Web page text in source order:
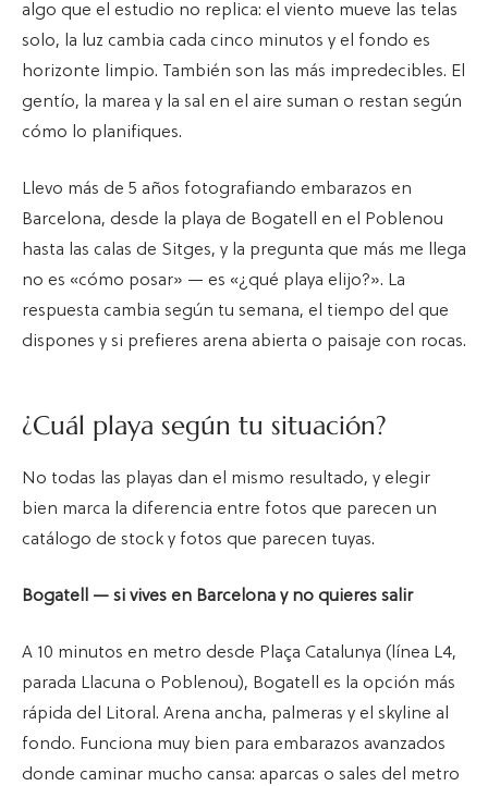
algo que el estudio no replica: el viento mueve las telas
solo, la luz cambia cada cinco minutos y el fondo es
horizonte limpio. También son las más impredecibles. El
gentío, la marea y la sal en el aire suman o restan según
cómo lo planifiques.
Llevo más de 5 años fotografiando embarazos en
Barcelona, desde la playa de Bogatell en el Poblenou
hasta las calas de Sitges, y la pregunta que más me llega
no es «cómo posar» — es «¿qué playa elijo?». La
respuesta cambia según tu semana, el tiempo del que
dispones y si prefieres arena abierta o paisaje con rocas.
¿Cuál playa según tu situación?
No todas las playas dan el mismo resultado, y elegir
bien marca la diferencia entre fotos que parecen un
catálogo de stock y fotos que parecen tuyas.
Bogatell — si vives en Barcelona y no quieres salir
A 10 minutos en metro desde Plaça Catalunya (línea L4,
parada Llacuna o Poblenou), Bogatell es la opción más
rápida del Litoral. Arena ancha, palmeras y el skyline al
fondo. Funciona muy bien para embarazos avanzados
donde caminar mucho cansa: aparcas o sales del metro